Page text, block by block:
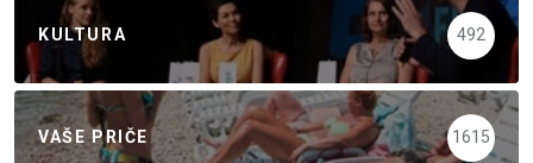
KULTURA 492
VAŠE PRIČE 1615